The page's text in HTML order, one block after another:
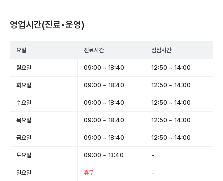
영업시간(진료•운영)
요일 진료시간 점심시간
월요일 09:00 ~ 18:40 12:50 ~ 14:00
화요일 09:00 ~ 18:40 12:50 ~ 14:00
수요일 09:00 ~ 18:40 12:50 ~ 14:00
목요일 09:00 ~ 18:40 12:50 ~ 14:00
금요일 09:00 ~ 18:40 12:50 ~ 14:00
토요일 09:00 ~ 13:40 -
일요일 휴무 -